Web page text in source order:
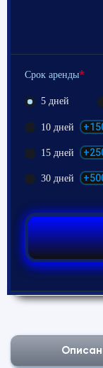
Срок аренды*
5 дней
10 дней
15 дней
30 дней